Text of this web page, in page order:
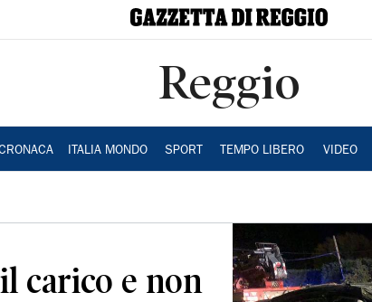
Reggio
ITALIA MONDO SPORT TEMPO LIBERO VIDEO
carico e non